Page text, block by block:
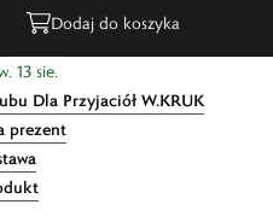
Dodaj do koszyka
13 sie.
Dla Przyjaciół W.KRUK
prezent